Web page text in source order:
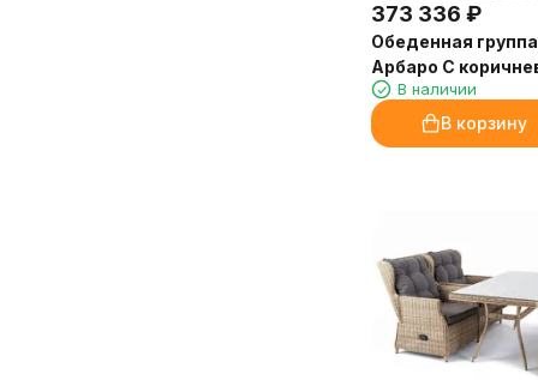
373 336 ₽
Обеденная
Арбаро С
В наличии
В корзину